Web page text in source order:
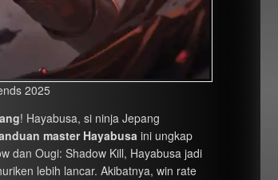
2025
! Hayabusa, si ninja Jepang
master Hayabusaini ungkap
dan Ougi: Shadow Kill, Hayabusa jadi
lebih lancar. Akibatnya, win rate